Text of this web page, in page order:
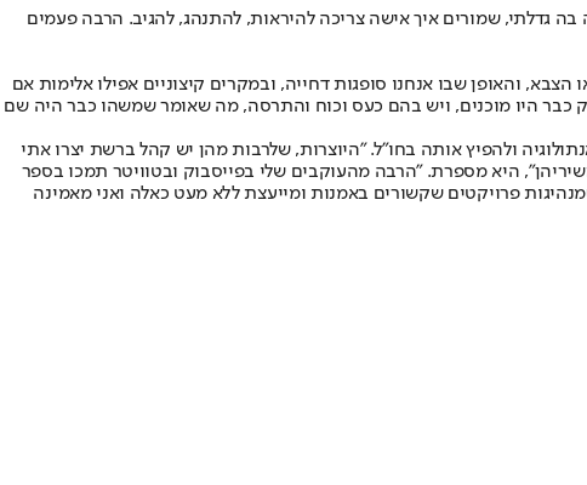
גדלתי, שמורים איך אישה צריכה להיראות, להתנהג, להגיב. הרבה פעמים
והאופן שבו אנחנו סופגות דחייה, ובמקרים קיצוניים אפילו אלימות אם
כבר היו מוכנים, ויש בהם כעס וכוח והתרסה, מה שאומר שמשהו כבר היה שם
ולהפיץ אותה בחו"ל. "היוצרות, שלרבות מהן יש קהל ברשת יצרו אתי
היא מספרת. "הרבה מהעוקבים שלי בפייסבוק ובטוויטר תמכו בספר
פרויקטים שקשורים באמנות ומייעצת ללא מעט כאלה ואני מאמינה